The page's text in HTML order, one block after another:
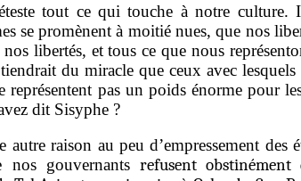
tout ce qui touche à notre culture.
se promènent à moitié nues, que nos
libertés, et tous ce que nous
du miracle que ceux avec lesquels
pas un poids énorme pour
dit Sisyphe ?
raison au peu d’empressement des
gouvernants refusent obstinément